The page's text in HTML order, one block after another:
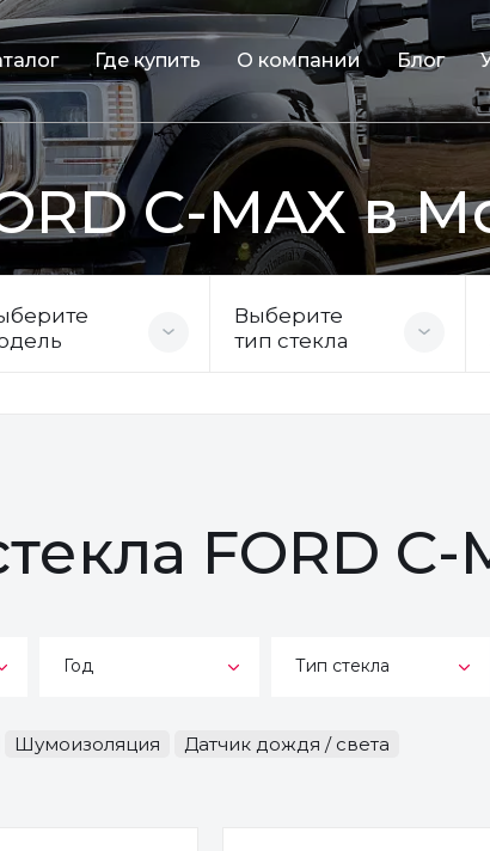
Где купить О компании Блог
C-MAX в
Выберите
тип стекла
FORD C-
Год Тип стекла
Шумоизоляция Датчик дождя / света